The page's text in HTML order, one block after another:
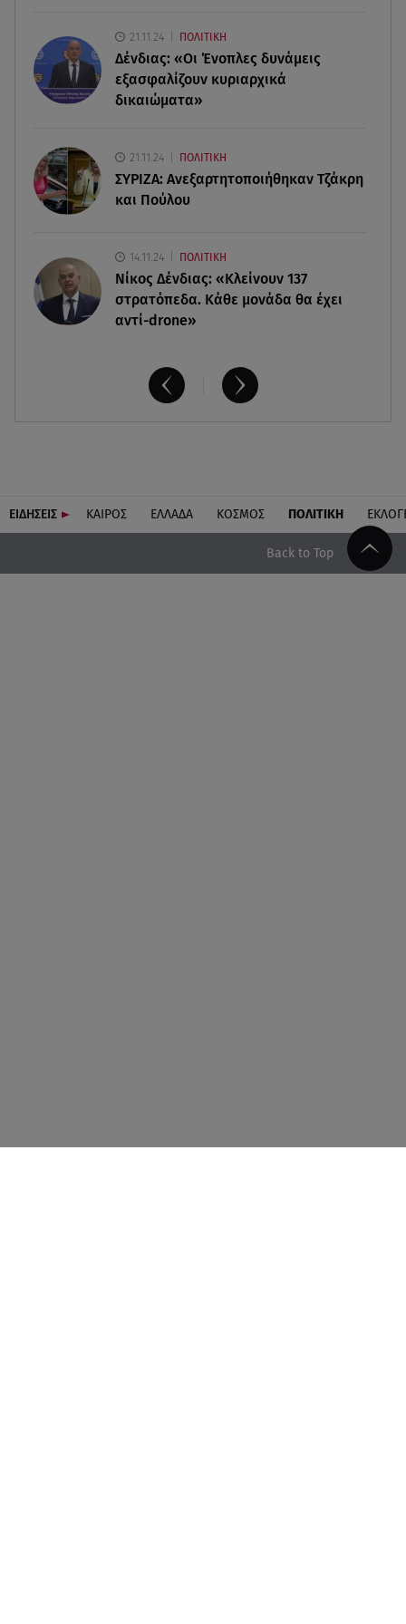
06.08.26 , 13:32
Μυστράς: Παθολογικά τα αίτια θανάτου του
90χρονου στον καταψύκτη
«Κρυφός» γάμος για διάσημο ζευγάρι; - Οι
φωτογραφίες με τις βέρες
21.11.24 ΠΟΛΙΤΙΚΗ
Δένδιας: «Οι Ένοπλες δυνάμεις
εξασφαλίζουν κυριαρχικά
δικαιώματα»
21.11.24 ΠΟΛΙΤΙΚΗ
ΣΥΡΙΖΑ: Ανεξαρτητοποιήθηκαν Τζάκρη
και Πούλου
14.11.24 ΠΟΛΙΤΙΚΗ
Νίκος Δένδιας: «Κλείνουν 137
στρατόπεδα. Kάθε μονάδα θα έχει
αντί-drone»
ΕΙΔΗΣΕΙΣ ΚΑΙΡΟΣ ΕΛΛΑΔΑ ΚΟΣΜΟΣ ΠΟΛΙΤΙΚΗ
Back to Top